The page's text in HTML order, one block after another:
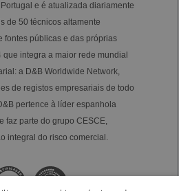
e é atualizada diariamente
de 50 técnicos altamente
fontes públicas e das próprias
integra a maior rede mundial
a D&B Worldwide Network,
de registos empresariais de todo
pertence à líder espanhola
faz parte do grupo CESCE,
integral do risco comercial.